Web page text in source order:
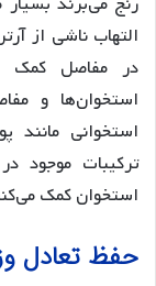
التهاب ناشی از
در مفاصل کمک
استخوان‌ها و
استخوانی
ترکیبات موجود
استخوان کمک
حفظ تعادل